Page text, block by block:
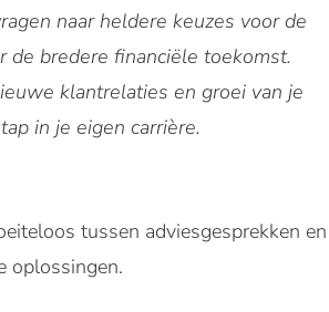
naar heldere keuzes voor de
de bredere financiële toekomst.
klantrelaties en groei van je
in je eigen carrière.
tussen adviesgesprekken en
oplossingen.